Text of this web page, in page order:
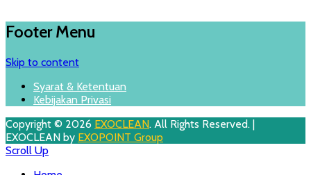
Footer Menu
Skip to content
Syarat & Ketentuan
Kebijakan Privasi
Copyright © 2026 EXOCLEAN. All Rights Reserved. |
EXOCLEAN by EXOPOINT Group
Scroll Up